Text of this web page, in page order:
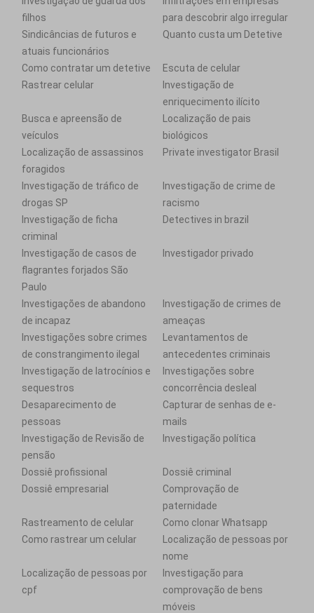
filhos
para descobrir algo irregular
Sindicâncias de futuros e
atuais funcionários
Quanto custa um Detetive
Como contratar um detetive
Escuta de celular
Rastrear celular
Investigação de
enriquecimento ilícito
Busca e apreensão de
veículos
Localização de pais
biológicos
Localização de assassinos
foragidos
Private investigator Brasil
Investigação de tráfico de
drogas SP
Investigação de crime de
racismo
Investigação de ficha
criminal
Detectives in brazil
Investigação de casos de
flagrantes forjados São
Paulo
Investigador privado
Investigações de abandono
de incapaz
Investigação de crimes de
ameaças
Investigações sobre crimes
de constrangimento ilegal
Levantamentos de
antecedentes criminais
Investigação de latrocínios e
sequestros
Investigações sobre
concorrência desleal
Desaparecimento de
pessoas
Capturar de senhas de e-
mails
Investigação de Revisão de
pensão
Investigação política
Dossiê profissional
Dossiê criminal
Dossiê empresarial
Comprovação de
paternidade
Rastreamento de celular
Como clonar Whatsapp
Como rastrear um celular
Localização de pessoas por
nome
Localização de pessoas por
cpf
Investigação para
comprovação de bens
móveis